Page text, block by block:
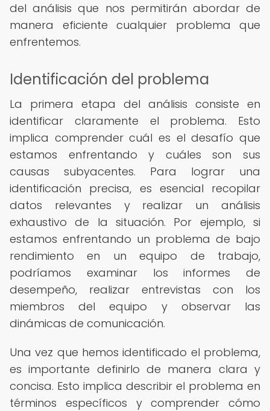
del análisis que nos permitirán abordar de
manera eficiente cualquier problema que
enfrentemos.
Identificación del problema
La primera etapa del análisis consiste en
identificar claramente el problema. Esto
implica comprender cuál es el desafío que
estamos enfrentando y cuáles son sus
causas subyacentes. Para lograr una
identificación precisa, es esencial recopilar
datos relevantes y realizar un análisis
exhaustivo de la situación. Por ejemplo, si
estamos enfrentando un problema de bajo
rendimiento en un equipo de trabajo,
podríamos examinar los informes de
desempeño, realizar entrevistas con los
miembros del equipo y observar las
dinámicas de comunicación.
Una vez que hemos identificado el problema,
es importante definirlo de manera clara y
concisa. Esto implica describir el problema en
términos específicos y comprender cómo